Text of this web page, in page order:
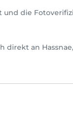
die
direkt an